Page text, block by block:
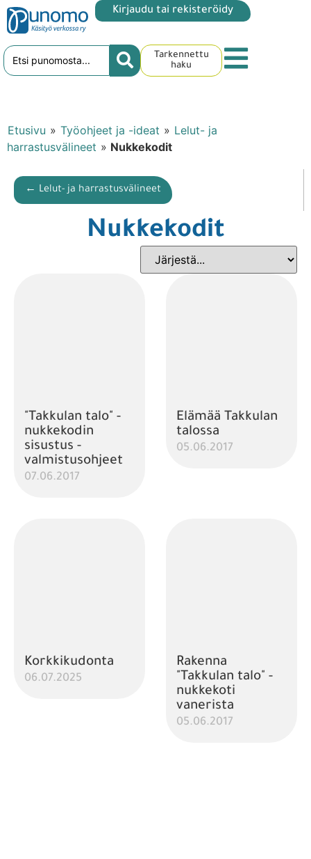
Kirjaudu tai rekisteröidy
Tarkennettu
haku
Etusivu » Työohjeet ja -ideat » Lelut- ja
harrastusvälineet » Nukkekodit
← Lelut- ja harrastusvälineet
Nukkekodit
"Takkulan talo" -
nukkekodin
sisustus -
valmistusohjeet
07.06.2017
Elämää Takkulan
talossa
05.06.2017
Korkkikudonta
06.07.2025
Rakenna
"Takkulan talo" -
nukkekoti
vanerista
05.06.2017